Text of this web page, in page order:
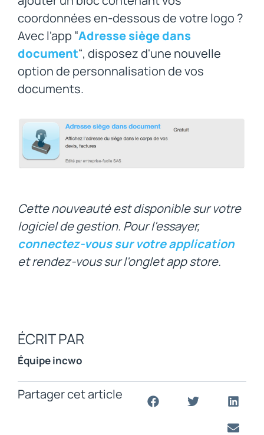
coordonnées en-dessous de votre logo ?
Avec l'app “Adresse siège dans
document“, disposez d'une nouvelle
option de personnalisation de vos
documents.
Cette nouveauté est disponible sur votre
logiciel de gestion. Pour l'essayer,
connectez-vous sur votre application
et rendez-vous sur l'onglet app store.
ÉCRIT PAR
Équipe incwo
Partager cet article